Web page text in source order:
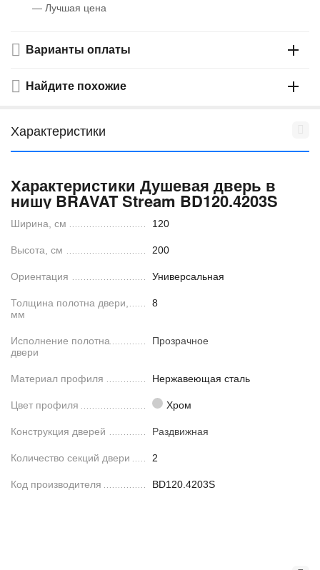
— Лучшая цена
Варианты оплаты
Найдите похожие
Характеристики
Характеристики Душевая дверь в
нишу BRAVAT Stream BD120.4203S
Ширина, см 120
Высота, см 200
Ориентация Универсальная
Толщина полотна двери,
мм
8
Исполнение полотна
двери
Прозрачное
Материал профиля Нержавеющая сталь
Цвет профиля Хром
Конструкция дверей Раздвижная
Количество секций двери 2
Код производителя BD120.4203S